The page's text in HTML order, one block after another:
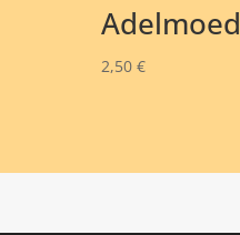
Adelmoed
2,50€